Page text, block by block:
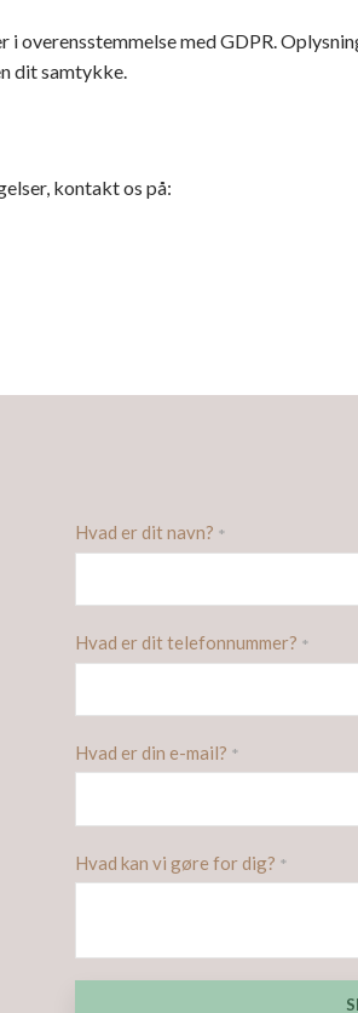
overensstemmelse med GDPR.
dit samtykke.
kontakt os på:
Hvad er dit navn? *
Hvad er dit telefonnummer? *
Hvad er din e-mail? *
Hvad kan vi gøre for dig? *